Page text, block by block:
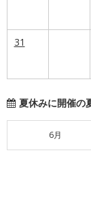
31
夏休みに開催の
6月